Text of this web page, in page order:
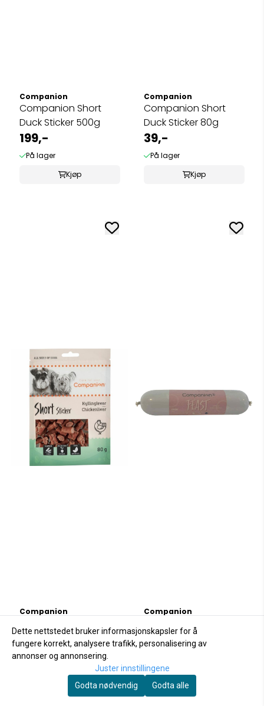
Companion
Companion Short
Duck Sticker 500g
199,-
På lager
Kjøp
Companion
Companion Short
Duck Sticker 80g
39,-
På lager
Kjøp
Companion
Sticker Chickenliver
80g
39,-
Kjøp
Companion
Hundepølse And
På lager
Dette nettstedet bruker informasjonskapsler for å
fungere korrekt, analysere trafikk, personalisering av
annonser og annonsering.
Juster innstillingene
Godta nødvendig
Godta alle